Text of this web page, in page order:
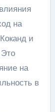
на
и
на
в